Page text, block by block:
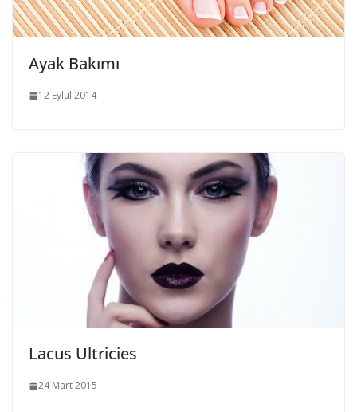
Ayak Bakımı
12 Eylül 2014
Lacus Ultricies
24 Mart 2015